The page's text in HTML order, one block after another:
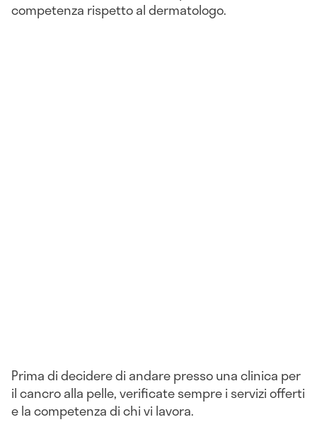
competenza rispetto al dermatologo.
Prima di decidere di andare presso una clinica per
il cancro alla pelle, verificate sempre i servizi offerti
e la competenza di chi vi lavora.